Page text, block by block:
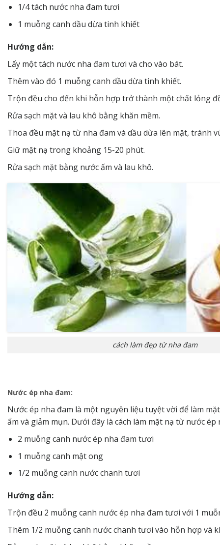
1/4 tách nước nha đam tươi
1 muỗng canh dầu dừa tinh khiết
Hướng dẫn:
Lấy một tách nước nha đam tươi và cho vào bát.
Thêm vào đó 1 muỗng canh dầu dừa tinh khiết.
Trộn đều cho đến khi hỗn hợp trở thành một chất lỏng
Rửa sạch mặt và lau khô bằng khăn mềm.
Thoa đều mặt nạ từ nha đam và dầu dừa lên mặt, tránh
Giữ mặt nạ trong khoảng 15-20 phút.
Rửa sạch mặt bằng nước ấm và lau khô.
cách làm đẹp từ nha đam
Nước ép nha đam:
Nước ép nha đam là một nguyên liệu tuyệt vời để làm
ẩm và giảm mụn. Dưới đây là cách làm mặt nạ từ nước ép
2 muỗng canh nước ép nha đam tươi
1 muỗng canh mật ong
1/2 muỗng canh nước chanh tươi
Hướng dẫn:
Trộn đều 2 muỗng canh nước ép nha đam tươi với 1
Thêm 1/2 muỗng canh nước chanh tươi vào hỗn hợp và